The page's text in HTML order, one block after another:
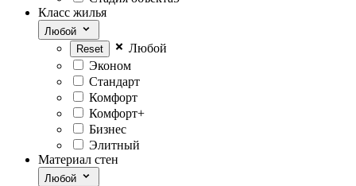
Класс жилья
Любой
Любой
Эконом
Стандарт
Комфорт
Комфорт+
Бизнес
Элитный
Материал стен
Любой